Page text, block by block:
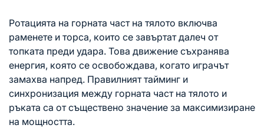
Ротацията на горната част на тялото включва
раменете и торса, които се завъртат далеч от
топката преди удара. Това движение съхранява
енергия, която се освобождава, когато играчът
замахва напред. Правилният тайминг и
синхронизация между горната част на тялото и
ръката са от съществено значение за максимизиране
на мощността.